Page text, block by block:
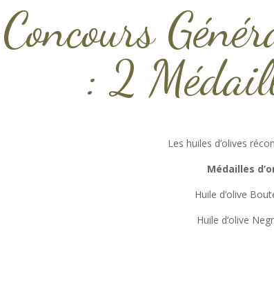
: 2
Les huiles d’olives
Médailles
Huile d’olive
Huile d’olive